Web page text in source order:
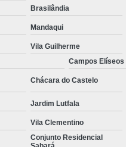
Brasilândia
Mandaqui
Vila Guilherme
Campos Elíseos
Chácara do Castelo
Jardim Lutfala
Vila Clementino
Conjunto Residencial